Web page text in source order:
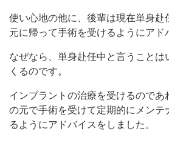
使い心地の他に、後輩は現在単身赴
元に帰って手術を受けるようにアド
なぜなら、単身赴任中と言うことは
くるのです。
インプラントの治療を受けるのであ
の元で手術を受けて定期的にメンテ
るようにアドバイスをしました。